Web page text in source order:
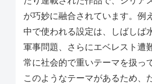
が巧妙に融合されています。例
中で使われる設定は、しばしば
軍事問題、さらにエベレスト遭
常に社会的で重いテーマを扱っ
このようなテーマがあるため、